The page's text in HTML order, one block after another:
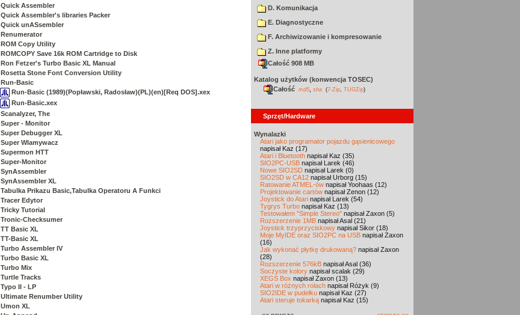
Quick Assembler
Quick Assembler's libraries Packer
Quick unASsembler
Renumerator
ROM Copy Utility
ROMCOPY Save 16k ROM Cartridge to Disk
Ron Fetzer's Turbo Basic XL Manual
Rosetta Stone Font Conversion Utility
Run-Basic
Run-Basic (1989)(Popławski, Radosław)(PL)(en)[Req DOS].xex
Run-Basic.xex
Scanalyzer, The
Super - Monitor
Super Debugger XL
Super Wlamywacz
Supermon HTT
Super-Monitor
SynAssembler
SynAssembler XL
Tabulka Prikazu Basic,Tabulka Operatoru A Funkci
Tracer Edytor
Tricky Tutorial
Tronic-Checksumer
TT Basic XL
TT-Basic XL
Turbo Assembler IV
Turbo Basic XL
Turbo Mix
Turtle Tracks
Typo II - LP
Ultimate Renumber Utility
Umon XL
D. Komunikacja
E. Diagnostyczne
F. Archiwizowanie i kompresowanie
Z. Inne platformy
Całość 908 MB
Katalog użytków (konwencja TOSEC)
Całość md5 sha (7-Zip TUGZip)
Sprzęt/Hardware
Wynalazki
Atari jako programator pojazdu gąsienicowego
napisał Kaz (17)
Atari i Bluetooth napisał Kaz (35)
SIO2PC-USB napisał Larek (46)
Nowe SIO2SD napisał Larek (0)
SIO2SD w CA12 napisał Urborg (15)
Ratowanie ATMEL-ów napisał Yoohaas (12)
Projektowanie cartów napisał Zenon (12)
Joystick do Atari napisał Larek (54)
Tygrys Turbo napisał Kaz (13)
Testowałem "Simple Stereo" napisał Zaxon (5)
Rozszerzenie 1MB napisał Asal (21)
Joystick trzyprzyciskowy napisał Sikor (18)
Moje MyIDE oraz SIO2PC na USB napisał Zaxon
(16)
Jak wykonać płytkę drukowaną? napisał Zaxon
(28)
Rozszerzenie 576kB napisał Asal (36)
Soczyste kolory napisał scalak (29)
XEGS Box napisał Zaxon (13)
Atari w różnych rolach napisał Różyk (9)
SIO2IDE w pudełku napisał Kaz (27)
Atari steruje tokarką napisał Kaz (15)